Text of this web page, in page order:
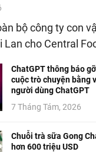
bộ công ty con
Lan cho Central
ChatGPT thông báo
cuộc trò chuyện bằng
người dùng ChatGPT
7 Tháng Tám, 2026
Chuỗi trà sữa Gong
hơn 600 triệu USD